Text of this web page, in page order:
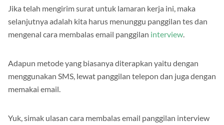
Jika telah mengirim surat untuk lamaran kerja ini, maka
selanjutnya adalah kita harus menunggu panggilan tes dan
mengenal cara membalas email panggilan interview.
Adapun metode yang biasanya diterapkan yaitu dengan
menggunakan SMS, lewat panggilan telepon dan juga dengan
memakai email.
Yuk, simak ulasan cara membalas email panggilan interview